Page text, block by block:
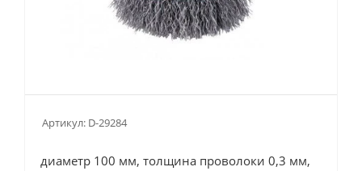
Артикул: D-29284
диаметр 100 мм, толщина проволоки 0,3 мм,